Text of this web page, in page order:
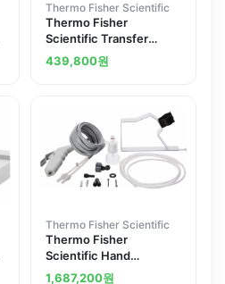
Thermo Fisher Scientific
Thermo Fisher
Scientific Transfer
Vessels Dipper
439,800원
Thermo Fisher Scientific
Thermo Fisher
Scientific Hand
Dispenser Kit
1,687,200원